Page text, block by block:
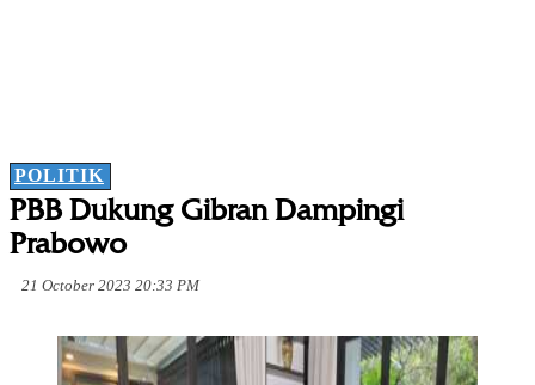
POLITIK
PBB Dukung Gibran Dampingi
Prabowo
21 October 2023 20:33 PM